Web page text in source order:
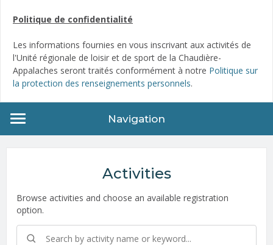
Politique de confidentialité
Les informations fournies en vous inscrivant aux activités de
l'Unité régionale de loisir et de sport de la Chaudière-
Appalaches seront traités conformément à notre Politique sur
la protection des renseignements personnels.
Navigation
Activities
Browse activities and choose an available registration
option.